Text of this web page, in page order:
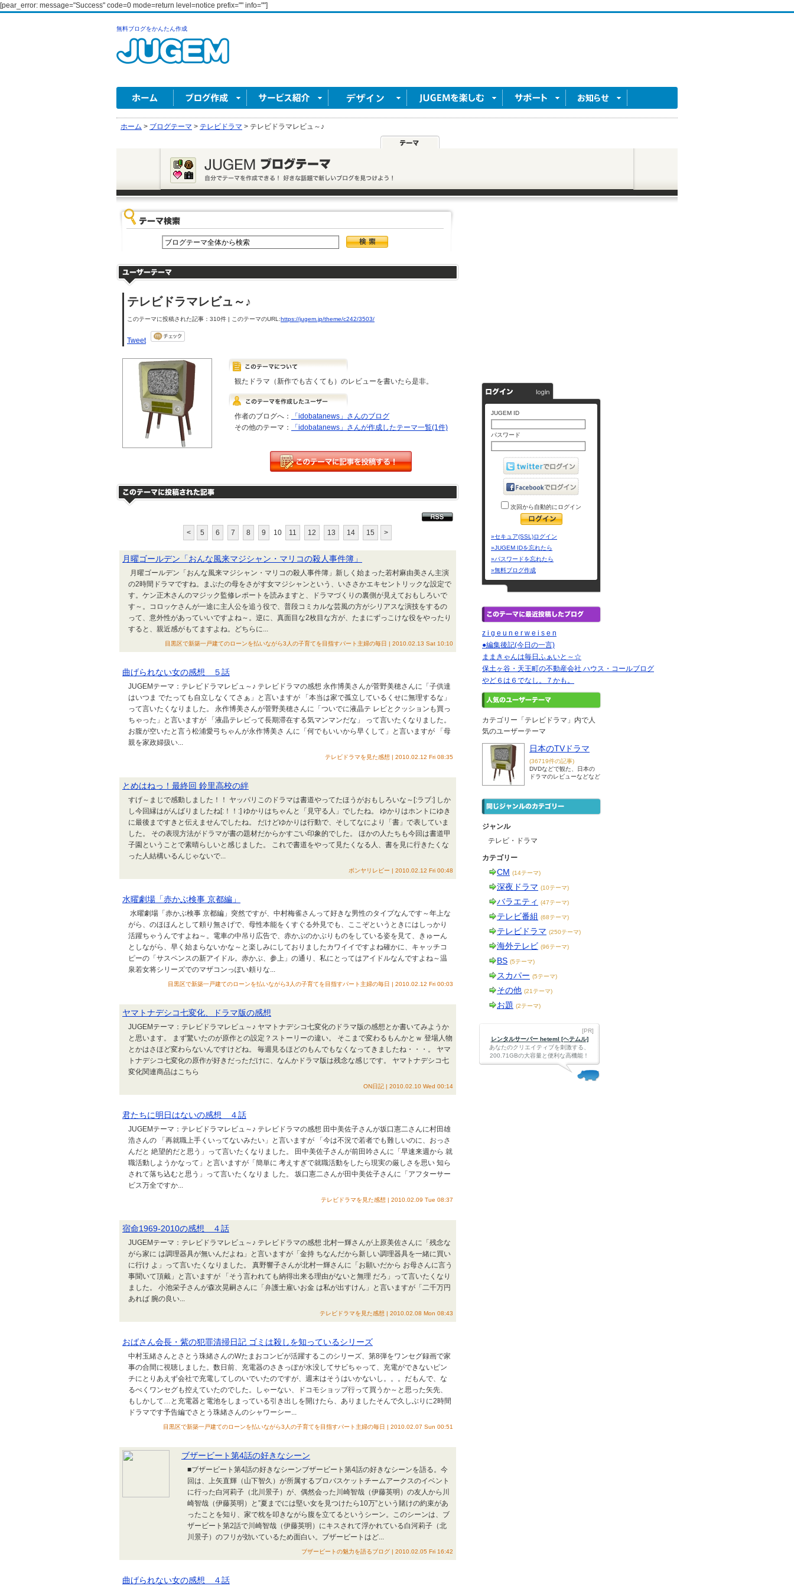
[pear_error: message="Success" code=0 mode=return level=notice prefix="" info=""]
無料ブログをかんたん作成
ホーム > ブログテーマ > テレビドラマ > テレビドラマレビュ～♪
テレビドラマレビュ～♪
このテーマに投稿された記事：310件 | このテーマのURL:https://jugem.jp/theme/c242/3503/
Tweet
観たドラマ（新作でも古くても）のレビューを書いたら是非。
作者のブログへ：
「idobatanews」さんのブログ
その他のテーマ：
「idobatanews」さんが作成したテーマ一覧(1件)
< 5 6 7 8 9 10 11 12 13 14 15 >
月曜ゴールデン「おんな風来マジシャン・マリコの殺人事件簿」
月曜ゴールデン「おんな風来マジシャン・マリコの殺人事件簿」新しく始まった若村麻由美さん主演
の2時間ドラマですね。まぶたの母をさがす女マジシャンという、いささかエキセントリックな設定で
す。ケン正木さんのマジック監修レポートを読みますと、ドラマづくりの裏側が見えておもしろいで
す～。コロッケさんが一途に主人公を追う役で、普段コミカルな芸風の方がシリアスな演技をするの
って、意外性があっていいですよね～。逆に、真面目な2枚目な方が、たまにずっこけな役をやったり
すると、親近感がもてますよね。どちらに...
目黒区で新築一戸建てのローンを払いながら3人の子育てを目指すパート主婦の毎日 | 2010.02.13 Sat 10:10
曲げられない女の感想 ５話
JUGEMテーマ：テレビドラマレビュ～♪ テレビドラマの感想 永作博美さんが菅野美穂さんに「子供達
はいつま でたっても自立しなくてさぁ」と言いますが 「本当は家で孤立しているくせに無理するな」
って言いたくなりました。 永作博美さんが菅野美穂さんに「ついでに液晶テ レビとクッションも買っ
ちゃった」と言いますが 「液晶テレビって長期滞在する気マンマンだな」 って言いたくなりました。
お腹が空いたと言う松浦愛弓ちゃんが永作博美さ んに「何でもいいから早くして」と言いますが 「母
親を家政婦扱い...
テレビドラマを見た感想 | 2010.02.12 Fri 08:35
とめはねっ！最終回 鈴里高校の絆
すげ～まじで感動しました！！ ヤッパリこのドラマは書道やってたほうがおもしろいな～[:ラブ:] しか
し今回縁はがんばりましたね[:！！:] ゆかりはちゃんと「見守る人」でしたね。 ゆかりはホントにゆき
に最後まですきと伝えませんでしたね。 だけどゆかりは行動で、そしてなにより「書」で表していま
した。 その表現方法がドラマが書の題材だからかすごい印象的でした。 ほかの人たちも今回は書道甲
子園ということで素晴らしいと感じました。 これで書道をやって見たくなる人、書を見に行きたくな
った人結構いるんじゃないで...
ボンヤリレビー | 2010.02.12 Fri 00:48
水曜劇場「赤かぶ検事 京都編」
水曜劇場「赤かぶ検事 京都編」突然ですが、中村梅雀さんって好きな男性のタイプなんです～年上な
がら、のほほんとして頼り無さげで、母性本能をくすぐる外見でも、ここぞというときにはしっかり
活躍ちゃうんですよね～。電車の中吊り広告で、赤かぶのかぶりものをしている姿を見て、きゅーん
としながら、早く始まらないかな～と楽しみにしておりましたカワイイですよね確かに、キャッチコ
ピーの「サスペンスの新アイドル。赤かぶ、参上」の通り、私にとってはアイドルなんですよね～温
泉若女将シリーズでのマザコンっぽい頼りな...
目黒区で新築一戸建てのローンを払いながら3人の子育てを目指すパート主婦の毎日 | 2010.02.12 Fri 00:03
ヤマトナデシコ七変化、ドラマ版の感想
JUGEMテーマ：テレビドラマレビュ～♪ ヤマトナデシコ七変化のドラマ版の感想とか書いてみようか
と思います。 まず驚いたのが原作との設定？ストーリーの違い。 そこまで変わるもんかとｗ 登場人物
とかはさほど変わらないんですけどね。 毎週見るほどのもんでもなくなってきましたね・・・。 ヤマ
トナデシコ七変化の原作が好きだっただけに、なんかドラマ版は残念な感じです。 ヤマトナデシコ七
変化関連商品はこちら
ON日記 | 2010.02.10 Wed 00:14
君たちに明日はないの感想 ４話
JUGEMテーマ：テレビドラマレビュ～♪ テレビドラマの感想 田中美佐子さんが坂口憲二さんに村田雄
浩さんの 「再就職上手くいってないみたい」と言いますが 「今は不況で若者でも難しいのに、おっさ
んだと 絶望的だと思う」って言いたくなりました。 田中美佐子さんが前田吟さんに「早速来週から 就
職活動しようかなって」と言いますが「簡単に 考えすぎで就職活動をしたら現実の厳しさを思い 知ら
されて落ち込むと思う」って言いたくなりま した。 坂口憲二さんが田中美佐子さんに「アフターサー
ビス万全ですか...
テレビドラマを見た感想 | 2010.02.09 Tue 08:37
宿命1969-2010の感想 ４話
JUGEMテーマ：テレビドラマレビュ～♪ テレビドラマの感想 北村一輝さんが上原美佐さんに「残念な
がら家に は調理器具が無いんだよね」と言いますが「金持 ちなんだから新しい調理器具を一緒に買い
に行け よ」って言いたくなりました。 真野響子さんが北村一輝さんに「お願いだから お母さんに言う
事聞いて頂戴」と言いますが 「そう言われても納得出来る理由がないと無理 だろ」って言いたくなり
ました。 小池栄子さんが森次晃嗣さんに「弁護士雇いお金 は私が出すけん」と言いますが「二千万円
あれば 腕の良い...
テレビドラマを見た感想 | 2010.02.08 Mon 08:43
おばさん会長・紫の犯罪清掃日記 ゴミは殺しを知っているシリーズ
中村玉緒さんとさとう珠緒さんのWたまおコンビが活躍するこのシリーズ、第8弾をワンセグ録画で家
事の合間に視聴しました。数日前、充電器のさきっぽが水没してサビちゃって、充電ができないピン
チにとりあえず会社で充電してしのいでいたのですが、週末はそうはいかないし。。。だもんで、な
るべくワンセグも控えていたのでした。しゃーない、ドコモショップ行って買うか～と思った矢先、
もしかして…と充電器と電池をしまっている引き出しを開けたら、ありましたそんで久しぶりに2時間
ドラマです予告編でさとう珠緒さんのシャワーシー...
目黒区で新築一戸建てのローンを払いながら3人の子育てを目指すパート主婦の毎日 | 2010.02.07 Sun 00:51
ブザービート第4話の好きなシーン
■ブザービート第4話の好きなシーンブザービート第4話の好きなシーンを語る。今
回は、上矢直輝（山下智久）が所属するプロバスケットチームアークスのイベント
に行った白河莉子（北川景子）が、偶然会った川崎智哉（伊藤英明）の友人から川
崎智哉（伊藤英明）と”夏までには堅い女を見つけたら10万”という賭けの約束があ
ったことを知り、家で枕を叩きながら腹を立てるというシーン。このシーンは、ブ
ザービート第2話で川崎智哉（伊藤英明）にキスされて浮かれている白河莉子（北
川景子）のフリが効いているため面白い。ブザービートはど...
ブザービートの魅力を語るブログ | 2010.02.05 Fri 16:42
曲げられない女の感想 ４話
JUGEM ID
パスワード
次回から自動的にログイン
»セキュア(SSL)ログイン
»JUGEM IDを忘れたら
»パスワードを忘れたら
»無料ブログ作成
z i g e u n e r w e i s e n
●編集後記(今日の一言)
ままきゃんは毎日ふぁいと～☆
保土ヶ谷・天王町の不動産会社 ハウス・コールブログ
やど６は６でなし。７かも。
カテゴリー「テレビドラマ」内で人
気のユーザーテーマ
日本のTVドラマ
(36719件の記事)
DVDなどで観た、日本の
ドラマのレビューなどなど
ジャンル
テレビ・ドラマ
カテゴリー
CM (14テーマ)
深夜ドラマ (10テーマ)
バラエティ (47テーマ)
テレビ番組 (68テーマ)
テレビドラマ (250テーマ)
海外テレビ (96テーマ)
BS (5テーマ)
スカパー (5テーマ)
その他 (21テーマ)
お題 (2テーマ)
[PR]
レンタルサーバー heteml [ヘテムル]
あなたのクリエイティブを刺激する、
200.71GBの大容量と便利な高機能！